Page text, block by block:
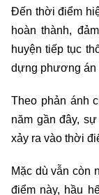
Đến thời điểm
hoàn thành,
huyện tiếp tục
dựng phương án
Theo phản ánh
năm gần đây,
xảy ra vào thời
Mặc dù vẫn còn
điểm này, hầu